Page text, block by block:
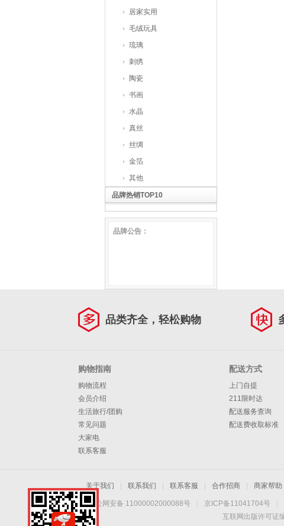
居家实用
毛绒玩具
琉璃
刺绣
陶瓷
书画
水晶
真丝
丝绸
金箔
其他
品牌热销TOP10
品牌公告：
品类齐全，轻松购物
购物指南
购物流程
会员介绍
生活旅行/团购
常见问题
大家电
联系客服
配送方式
上门自提
211限时达
配送服务查询
配送费收取标准
关于我们 联系我们 联系客服 合作招商 商家帮助
京公网安备 11000002000088号 京ICP备11041704号
互联网出版许可证